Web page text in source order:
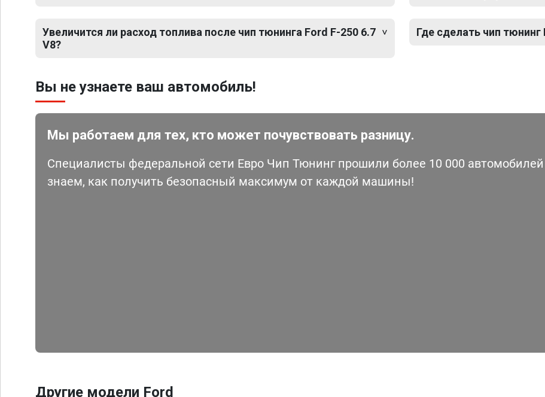
Увеличится ли расход топлива после чип тюнинга Ford F-250 6.7
V8?
Где сделать чип
Вы не узнаете ваш автомобиль!
Мы работаем для тех, кто может почувствовать разницу.
Специалисты федеральной сети Евро Чип Тюнинг прошили более 10 000
знаем, как получить безопасный максимум от каждой машины!
Другие модели Ford